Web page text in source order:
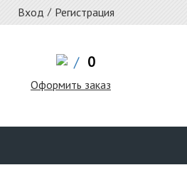
Вход / Регистрация
/ 0
Оформить заказ